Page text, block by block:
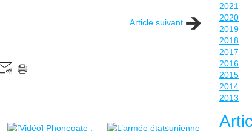
Article suivant
2021
2020
2019
2018
2017
2016
2015
2014
2013